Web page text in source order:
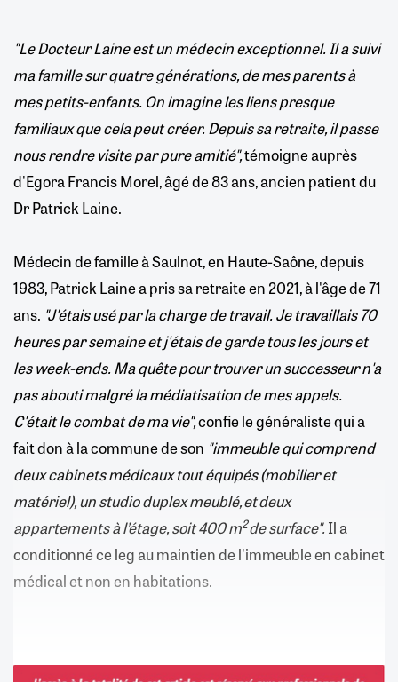
"Le Docteur Laine est un médecin exceptionnel. Il a suivi
ma famille sur quatre générations, de mes parents à
mes petits-enfants. On imagine les liens presque
familiaux que cela peut créer. Depuis sa retraite, il passe
nous rendre visite par pure amitié",témoigne auprès
d'Egora Francis Morel, âgé de 83 ans, ancien patient du
Dr Patrick Laine.
Médecin de famille à Saulnot, en Haute-Saône, depuis
1983, Patrick Laine a pris sa retraite en 2021,à l'âge de 71
ans. "J'étais usé par la charge de travail. Je travaillais 70
heures par semaine et j'étais de garde tous les jours et
les week-ends. Ma quête pour trouver un successeur n'a
pas abouti malgré la médiatisation de mes appels.
C'était le combat de ma vie",confie le généraliste qui a
fait don à la commune de son "immeuble qui comprend
deux cabinets médicaux tout équipés (mobilier et
matériel), un studio duplex meublé, et deux
appartements à l’étage, soit 400 m2de surface". Il a
conditionné ce leg au maintien de l'immeuble en cabinet
médical et non en habitations.